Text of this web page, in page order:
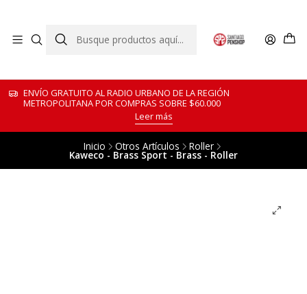
ENVÍO GRATUITO AL RADIO URBANO DE LA REGIÓN
METROPOLITANA POR COMPRAS SOBRE $60.000
Leer más
Inicio Otros Artículos Roller
Kaweco - Brass Sport - Brass - Roller